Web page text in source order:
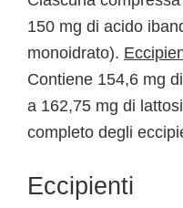
150 mg di acido
monoidrato).
Contiene 154,6 mg
a 162,75 mg di
completo degli
Eccipienti